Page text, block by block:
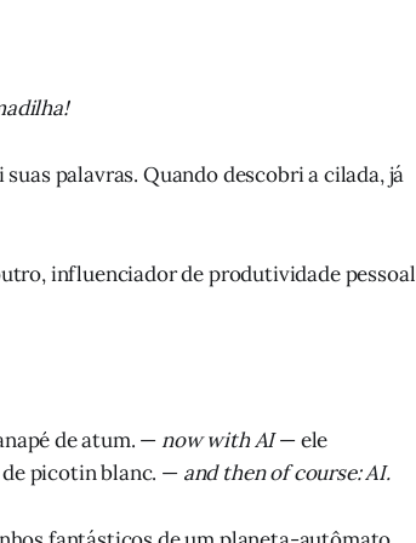
palavras. Quando descobri a cilada, já
influenciador de produtividade pessoal
de atum. — now with AI— ele
de picotin blanc. — and then of course: AI.